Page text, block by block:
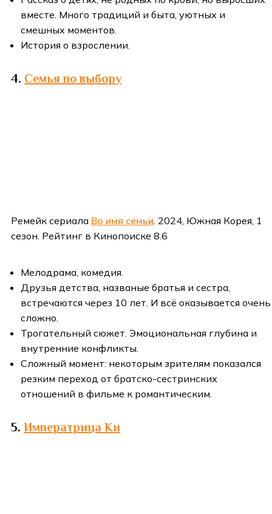
вместе. Много традиций и быта, уютных и
смешных моментов.
История о взрослении.
4. Семья по выбору
Ремейк сериала Во имя семьи. 2024, Южная Корея, 1
сезон. Рейтинг в Кинопоиске 8.6
Мелодрама, комедия.
Друзья детства, названые братья и сестра,
встречаются через 10 лет. И всё оказывается очень
сложно.
Трогательный сюжет. Эмоциональная глубина и
внутренние конфликты.
Сложный момент: некоторым зрителям показался
резким переход от братско-сестринских
отношений в фильме к романтическим.
5. Императрица Ки